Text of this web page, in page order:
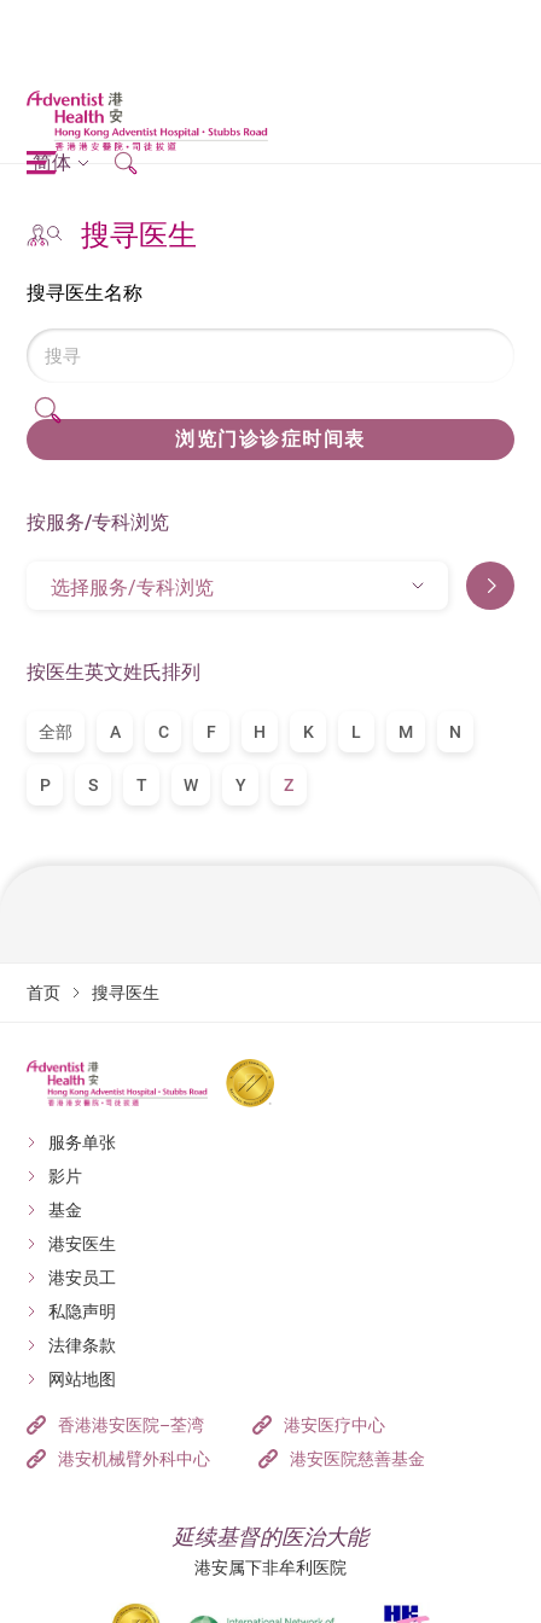
简体
搜寻医生
搜寻医生名称
浏览门诊诊症时间表
按服务/专科浏览
选择服务/专科浏览
按医生英文姓氏排列
全部 A C F H K L M N
P S T W Y Z
首页 搜寻医生
服务单张
影片
基金
港安医生
港安员工
私隐声明
法律条款
网站地图
香港港安医院–荃湾
港安医疗中心
港安机械臂外科中心
港安医院慈善基金
延续基督的医治大能
港安属下非牟利医院